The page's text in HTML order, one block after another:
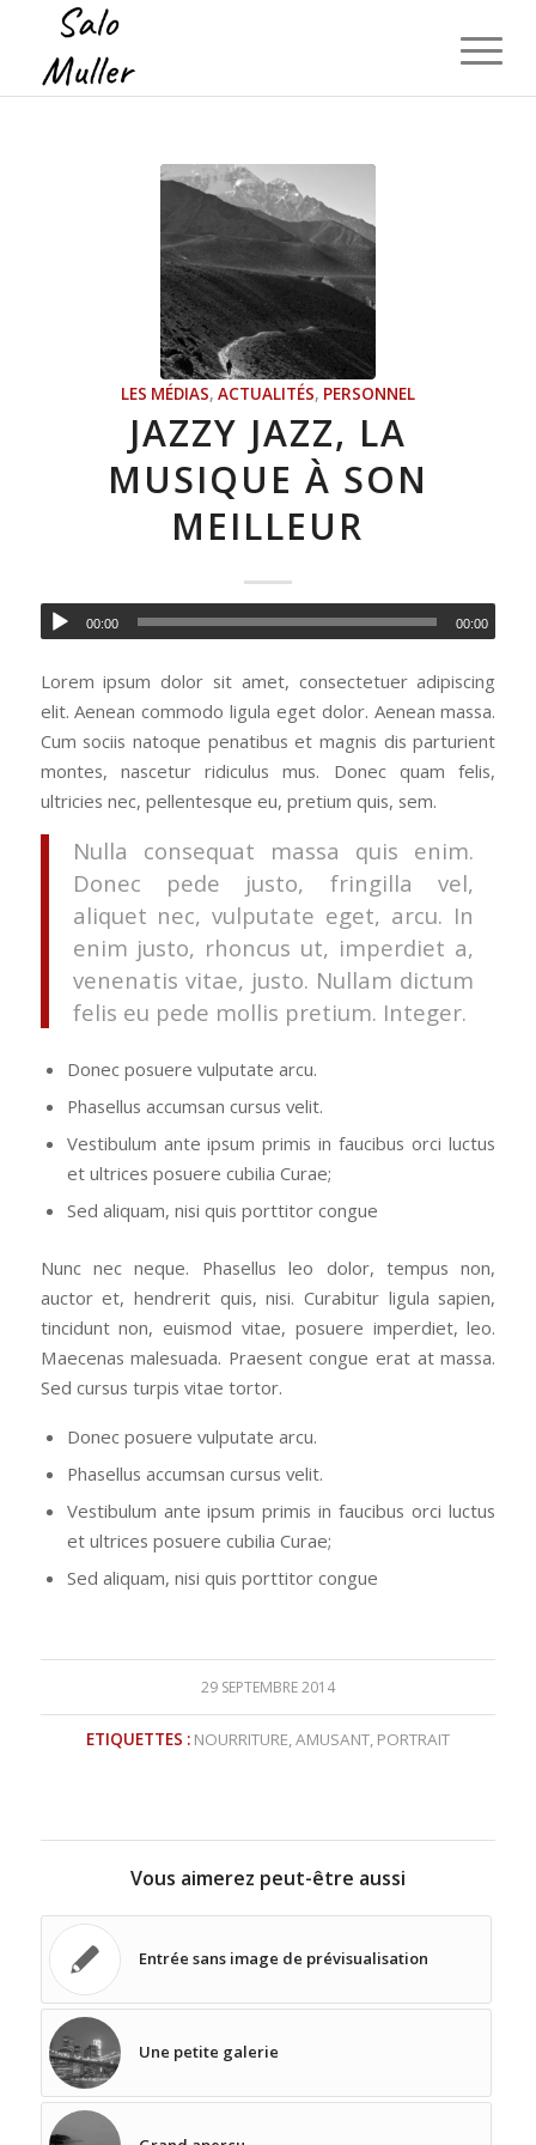
LES MÉDIAS, ACTUALITÉS, PERSONNEL
JAZZY JAZZ, LA
MUSIQUE À SON
MEILLEUR
00:00 00:00
Lorem ipsum dolor sit amet, consectetuer adipiscing
elit. Aenean commodo ligula eget dolor. Aenean massa.
Cum sociis natoque penatibus et magnis dis parturient
montes, nascetur ridiculus mus. Donec quam felis,
ultricies nec, pellentesque eu, pretium quis, sem.
Nulla consequat massa quis enim.
Donec pede justo, fringilla vel,
aliquet nec, vulputate eget, arcu. In
enim justo, rhoncus ut, imperdiet a,
venenatis vitae, justo. Nullam dictum
felis eu pede mollis pretium. Integer.
Donec posuere vulputate arcu.
Phasellus accumsan cursus velit.
Vestibulum ante ipsum primis in faucibus orci luctus
et ultrices posuere cubilia Curae;
Sed aliquam, nisi quis porttitor congue
Nunc nec neque. Phasellus leo dolor, tempus non,
auctor et, hendrerit quis, nisi. Curabitur ligula sapien,
tincidunt non, euismod vitae, posuere imperdiet, leo.
Maecenas malesuada. Praesent congue erat at massa.
Sed cursus turpis vitae tortor.
Donec posuere vulputate arcu.
Phasellus accumsan cursus velit.
Vestibulum ante ipsum primis in faucibus orci luctus
et ultrices posuere cubilia Curae;
Sed aliquam, nisi quis porttitor congue
29 SEPTEMBRE 2014
ETIQUETTES : NOURRITURE AMUSANT, PORTRAIT
Vous aimerez peut-être aussi
Entrée sans image de prévisualisation
Une petite galerie